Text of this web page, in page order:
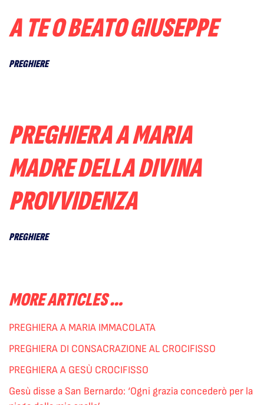
A TE O BEATO GIUSEPPE
PREGHIERE
PREGHIERA A MARIA
MADRE DELLA DIVINA
PROVVIDENZA
PREGHIERE
MORE ARTICLES …
PREGHIERA A MARIA IMMACOLATA
PREGHIERA DI CONSACRAZIONE AL CROCIFISSO
PREGHIERA A GESÙ CROCIFISSO
Gesù disse a San Bernardo: ‘Ogni grazia concederò per la